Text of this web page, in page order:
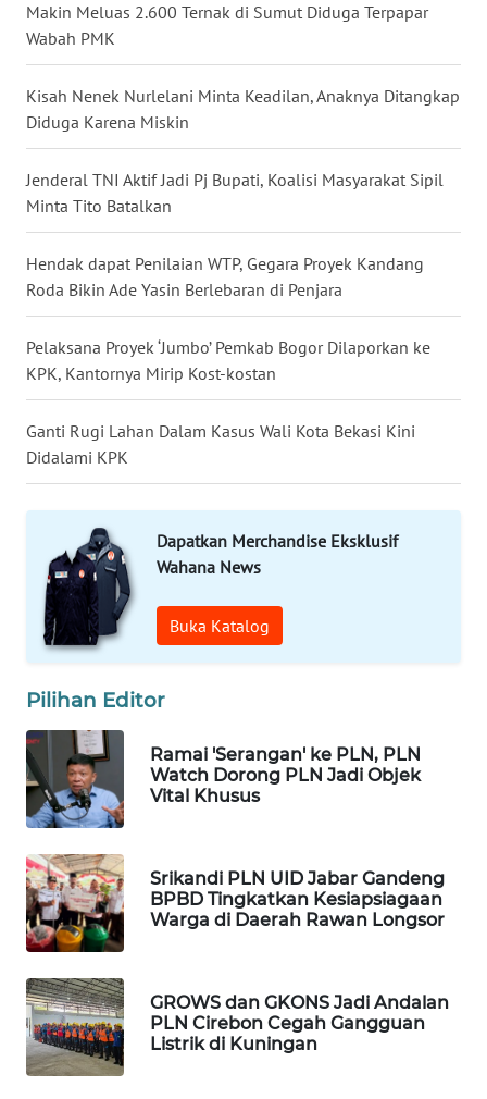
Makin Meluas 2.600 Ternak di Sumut Diduga Terpapar
Wabah PMK
Kisah Nenek Nurlelani Minta Keadilan, Anaknya Ditangkap
Diduga Karena Miskin
Jenderal TNI Aktif Jadi Pj Bupati, Koalisi Masyarakat Sipil
Minta Tito Batalkan
Hendak dapat Penilaian WTP, Gegara Proyek Kandang
Roda Bikin Ade Yasin Berlebaran di Penjara
Pelaksana Proyek ‘Jumbo’ Pemkab Bogor Dilaporkan ke
KPK, Kantornya Mirip Kost-kostan
Ganti Rugi Lahan Dalam Kasus Wali Kota Bekasi Kini
Didalami KPK
Dapatkan Merchandise Eksklusif
Wahana News
Buka Katalog
Pilihan Editor
Ramai 'Serangan' ke PLN, PLN
Watch Dorong PLN Jadi Objek
Vital Khusus
Srikandi PLN UID Jabar Gandeng
BPBD Tingkatkan Kesiapsiagaan
Warga di Daerah Rawan Longsor
GROWS dan GKONS Jadi Andalan
PLN Cirebon Cegah Gangguan
Listrik di Kuningan
WN
KALTENG
WN
KALTARA
WN
KALSEL
WN
KALTIM
WN
WN
SULUT
WN
MALUKU
WN
WN
DAIRI
WN
DANAU
TOBA
WN
NIAS
WN
LANGKAT